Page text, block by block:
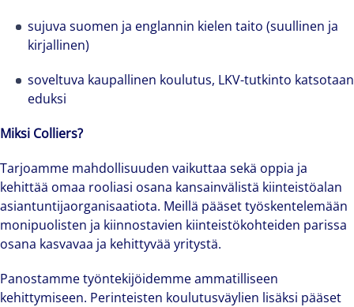
sujuva suomen ja englannin kielen taito (suullinen ja
kirjallinen)
soveltuva kaupallinen koulutus, LKV-tutkinto katsotaan
eduksi
Miksi Colliers?
Tarjoamme mahdollisuuden vaikuttaa sekä oppia ja
kehittää omaa rooliasi osana kansainvälistä kiinteistöalan
asiantuntijaorganisaatiota. Meillä pääset työskentelemään
monipuolisten ja kiinnostavien kiinteistökohteiden parissa
osana kasvavaa ja kehittyvää yritystä.
Panostamme työntekijöidemme ammatilliseen
kehittymiseen. Perinteisten koulutusväylien lisäksi pääset